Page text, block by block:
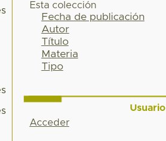
Esta colección
Fecha de publicación
Autor
Título
Materia
Tipo
Usuario
Acceder